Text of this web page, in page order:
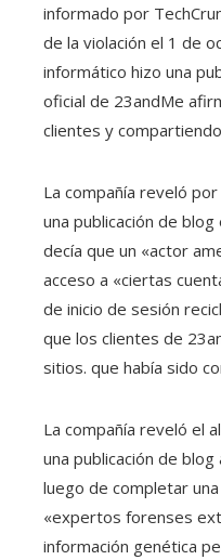
informado por
de la violación el 1 de
informático hizo una
oficial de 23andMe
clientes y
La compañía reveló
una publicación de
decía que un «actor
acceso a «ciertas
de inicio de sesión
que los clientes de
sitios. que había sido
La compañía reveló el
una publicación de
luego de completar
«expertos forenses
información genética